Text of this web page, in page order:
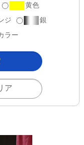
黄色
ジ
銀
ラー